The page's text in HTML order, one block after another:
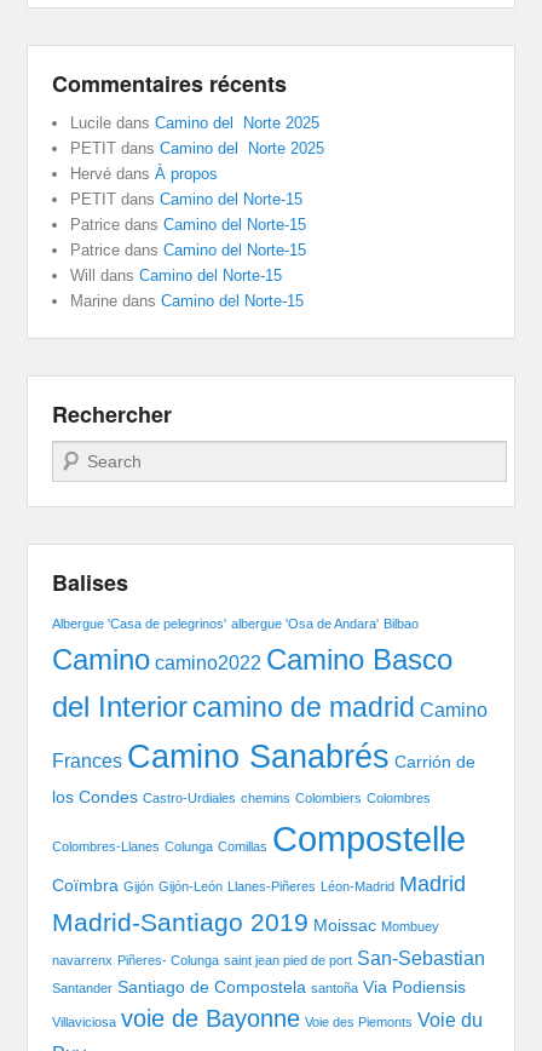
Commentaires récents
Lucile dansCamino del Norte 2025
PETIT dansCamino del Norte 2025
Hervé dansÀ propos
PETIT dansCamino del Norte-15
Patrice dansCamino del Norte-15
Patrice dansCamino del Norte-15
Will
dansCamino del Norte-15
Marine dansCamino del Norte-15
Rechercher
Recherche
Balises
Albergue 'Casa de pelegrinos' albergue 'Osa de Andara' Bilbao
Camino camino2022 Camino Basco
del Interiorcamino de madrid Camino
Frances Camino Sanabrés Carrión de
los Condes Castro-Urdiales chemins Colombiers Colombres
Colombres-Llanes Colunga Comillas Compostelle
Coïmbra Gijón Gijón-León Llanes-Piñeres Léon-Madrid Madrid
Madrid-Santiago 2019 Moissac Mombuey
navarrenx Piñeres- Colunga saint jean pied de port San-Sebastian
Santander Santiago de Compostela santoña Via Podiensis
Villaviciosa voie de Bayonne Voie des Piemonts Voie du